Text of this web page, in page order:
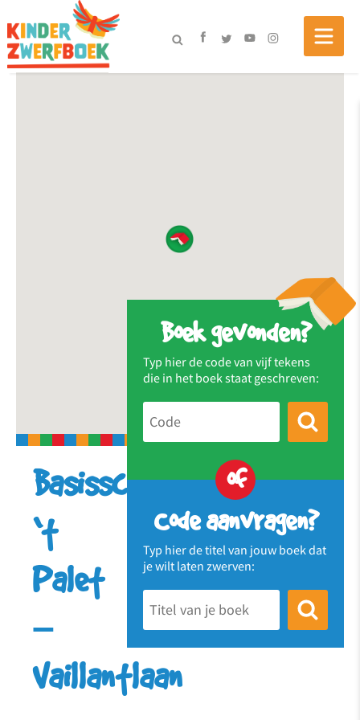
Boek gevonden?
Typ hier de code van vijf tekens
die in het boek staat geschreven:
of
Code aanvragen?
Typ hier de titel van jouw boek dat
je wilt laten zwerven:
Basisschool
‘t
Palet
–
Vaillantlaan